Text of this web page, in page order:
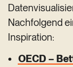
Nachfolgend
Inspiration:
OECD –